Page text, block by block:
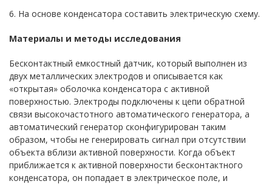
6. На основе конденсатора составить электрическую схему.
Материалы и методы исследования
Бесконтактный емкостный датчик, который выполнен из
двух металлических электродов и описывается как
«открытая» оболочка конденсатора с активной
поверхностью. Электроды подключены к цепи обратной
связи высокочастотного автоматического генератора, а
автоматический генератор сконфигурирован таким
образом, чтобы не генерировать сигнал при отсутствии
объекта вблизи активной поверхности. Когда объект
приближается к активной поверхности бесконтактного
конденсатора, он попадает в электрическое поле, и